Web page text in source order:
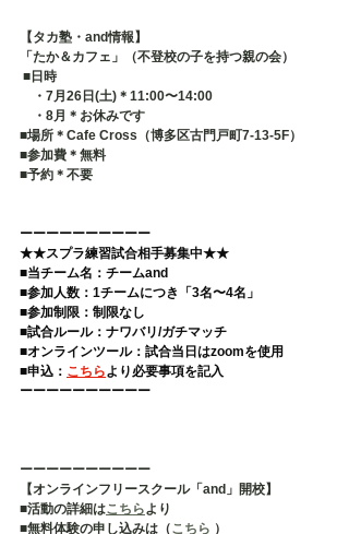
【タカ塾・and情報】
「たか＆カフェ」（不登校の子を持つ親の会）
■日時
・7月26日(土)＊11:00〜14:00
・8月＊お休みです
■場所＊Cafe Cross（博多区古門戸町7-13-5F）
■参加費＊無料
■予約＊不要
ーーーーーーーーーー
★★スプラ練習試合相手募集中★★
■当チーム名：チームand
■参加人数：1チームにつき「3名〜4名」
■参加制限：制限なし
■試合ルール：ナワバリ/ガチマッチ
■オンラインツール：試合当日はzoomを使用
■申込： こちらより必要事項を記入
ーーーーーーーーーー
ーーーーーーーーーー
【オンラインフリースクール「and」開校】
■活動の詳細はこちらより
■無料体験の申し込みは（こちら ）